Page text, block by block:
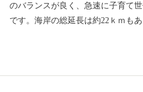
のバランスが良く、急速に子育て
です。海岸の総延長は約22ｋｍも
島」宗像・沖ノ島と関連遺産群の